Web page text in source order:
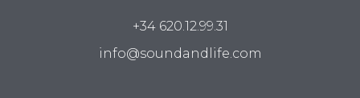
+34 620.12.99.31
info@soundandlife.com